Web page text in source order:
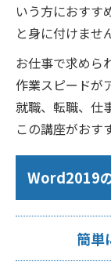
いう方におすす
と身に付けませ
お仕事で求めら
作業スピードが
就職、転職、仕
この講座がおす
Word2019
簡単